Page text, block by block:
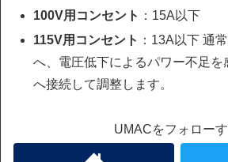
100V用コンセント ：15A以下
115V用コンセント ：13A以下 通
へ、電圧低下によるパワー不足
へ接続して調整します。
UMACをフォロー